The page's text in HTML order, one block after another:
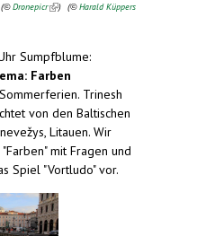
(©Dronepicr ) (©Harald Küppers
Sumpfblume:
Farben
Trinesh
von den Baltischen
Litauen. Wir
mit Fragen und
Spiel "Vortludo" vor.